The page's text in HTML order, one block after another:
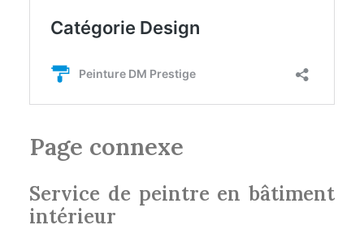
Page connexe
Service de peintre en bâtiment
intérieur